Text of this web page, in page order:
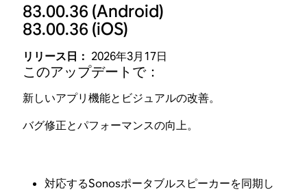
83.00.36 (Android)
83.00.36 (iOS)
リリース日： 2026年3月17日
このアップデートで：
新しいアプリ機能とビジュアルの改善。
バグ修正とパフォーマンスの向上。
対応するSonosポータブルスピーカーを同期し